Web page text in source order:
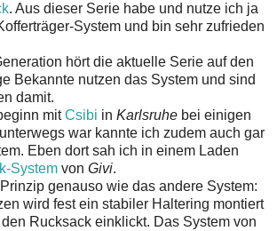
. Aus dieser Serie habe und nutze ich ja
System und bin sehr zufrieden
hört die aktuelle Serie auf den
Bekannte nutzen das System und sind
damit.
mitCsibi in Karlsruhe bei einigen
war kannte ich zudem auch gar
Eben dort sah ich in einem Laden
System von Givi.
genauso wie das andere System:
wird fest ein stabiler Haltering montiert
Rucksack einklickt. Das System von